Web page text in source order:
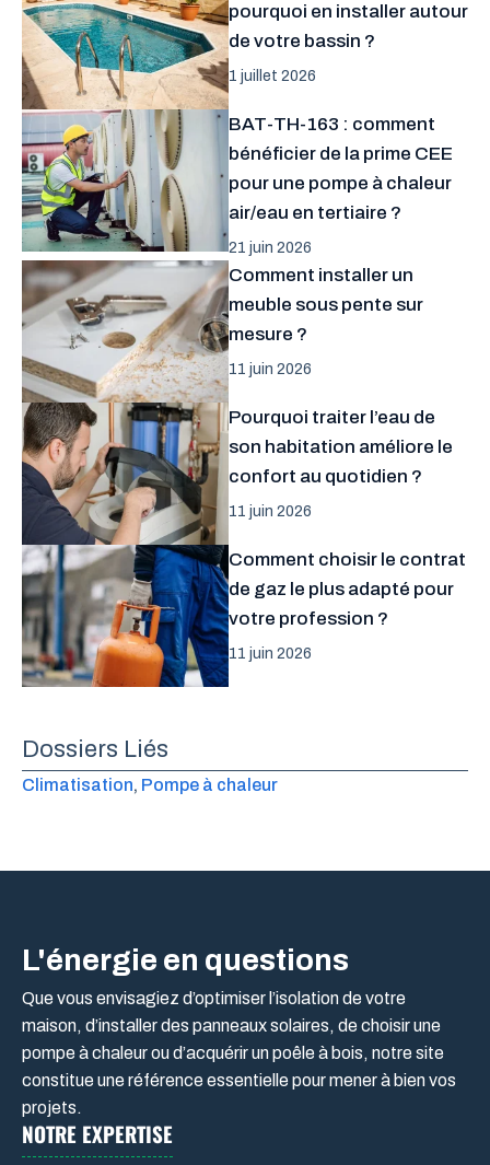
pourquoi en installer autour
de votre bassin ?
1 juillet 2026
BAT-TH-163 : comment
bénéficier de la prime CEE
pour une pompe à chaleur
air/eau en tertiaire ?
21 juin 2026
Comment installer un
meuble sous pente sur
mesure ?
11 juin 2026
Pourquoi traiter l’eau de
son habitation améliore le
confort au quotidien ?
11 juin 2026
Comment choisir le contrat
de gaz le plus adapté pour
votre profession ?
11 juin 2026
Dossiers Liés
Climatisation, Pompe à chaleur
L'énergie en questions
Que vous envisagiez d’optimiser l’isolation de votre
maison, d’installer des panneaux solaires, de choisir une
pompe à chaleur ou d’acquérir un poêle à bois, notre site
constitue une référence essentielle pour mener à bien vos
projets.
NOTRE EXPERTISE